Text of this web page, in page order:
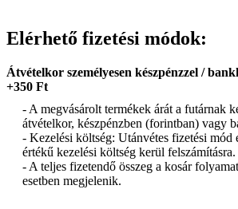
Elérhető fizetési módok:
Átvételkor személyesen készpénzzel /
+350 Ft
- A megvásárolt termékek árát a futárnak
átvételkor, készpénzben (forintban) vagy
- Kezelési költség: Utánvétes fizetési mód
értékű kezelési költség kerül felszámításra.
- A teljes fizetendő összeg a kosár
esetben megjelenik.